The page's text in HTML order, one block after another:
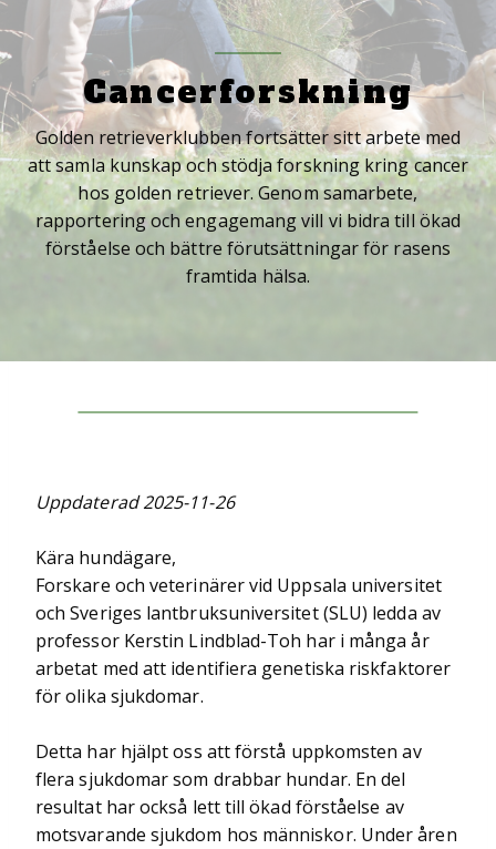
Cancerforskning
Golden retrieverklubben fortsätter sitt arbete med
att samla kunskap och stödja forskning kring cancer
hos golden retriever. Genom samarbete,
rapportering och engagemang vill vi bidra till ökad
förståelse och bättre förutsättningar för rasens
framtida hälsa.
Uppdaterad 2025-11-26
Kära hundägare,
Forskare och veterinärer vid Uppsala universitet
och Sveriges lantbruksuniversitet (SLU) ledda av
professor Kerstin Lindblad-Toh har i många år
arbetat med att identifiera genetiska riskfaktorer
för olika sjukdomar.
Detta har hjälpt oss att förstå uppkomsten av
flera sjukdomar som drabbar hundar. En del
resultat har också lett till ökad förståelse av
motsvarande sjukdom hos människor. Under åren